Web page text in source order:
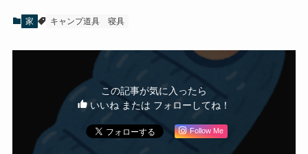
家 キャンプ道具 寝具
この記事が気に入ったら
いいね または フォローしてね！
Follow Me